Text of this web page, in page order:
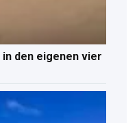
in den eigenen vier